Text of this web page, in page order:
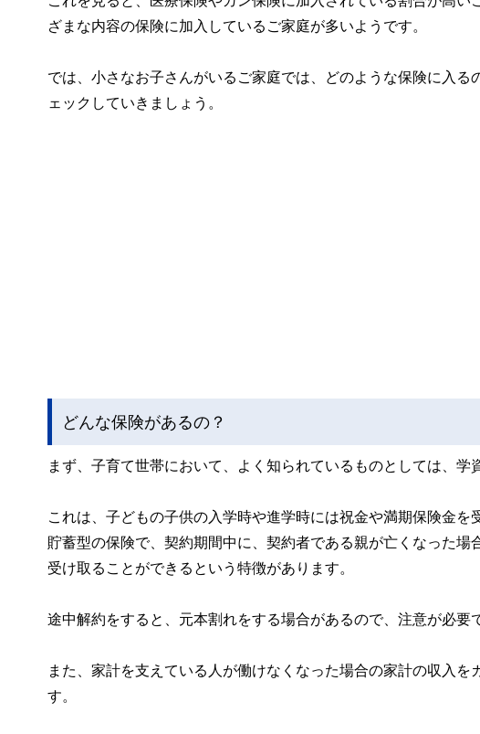
ざまな内容の保険に加入しているご家庭が多いようです。
では、小さなお子さんがいるご家庭では、どのような保険に入
ェックしていきましょう。
どんな保険があるの？
まず、子育て世帯において、よく知られているものとしては、学
これは、子どもの子供の入学時や進学時には祝金や満期保険金
貯蓄型の保険で、契約期間中に、契約者である親が亡くなった
受け取ることができるという特徴があります。
途中解約をすると、元本割れをする場合があるので、注意が必要
また、家計を支えている人が働けなくなった場合の家計の収入
す。